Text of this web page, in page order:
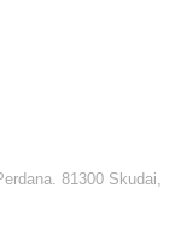
81300 Skudai,